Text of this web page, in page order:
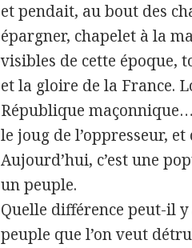
et pendait, au bout des
épargner, chapelet à la
visibles de cette époque,
et la gloire de la France.
République
le joug de l’oppresseur,
Aujourd’hui, c’est une
un peuple.
Quelle différence peut-il
peuple que l’on veut